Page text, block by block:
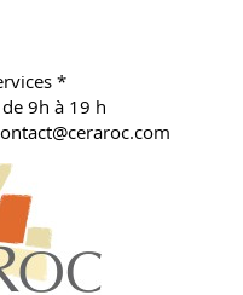
*
9h à 19 h